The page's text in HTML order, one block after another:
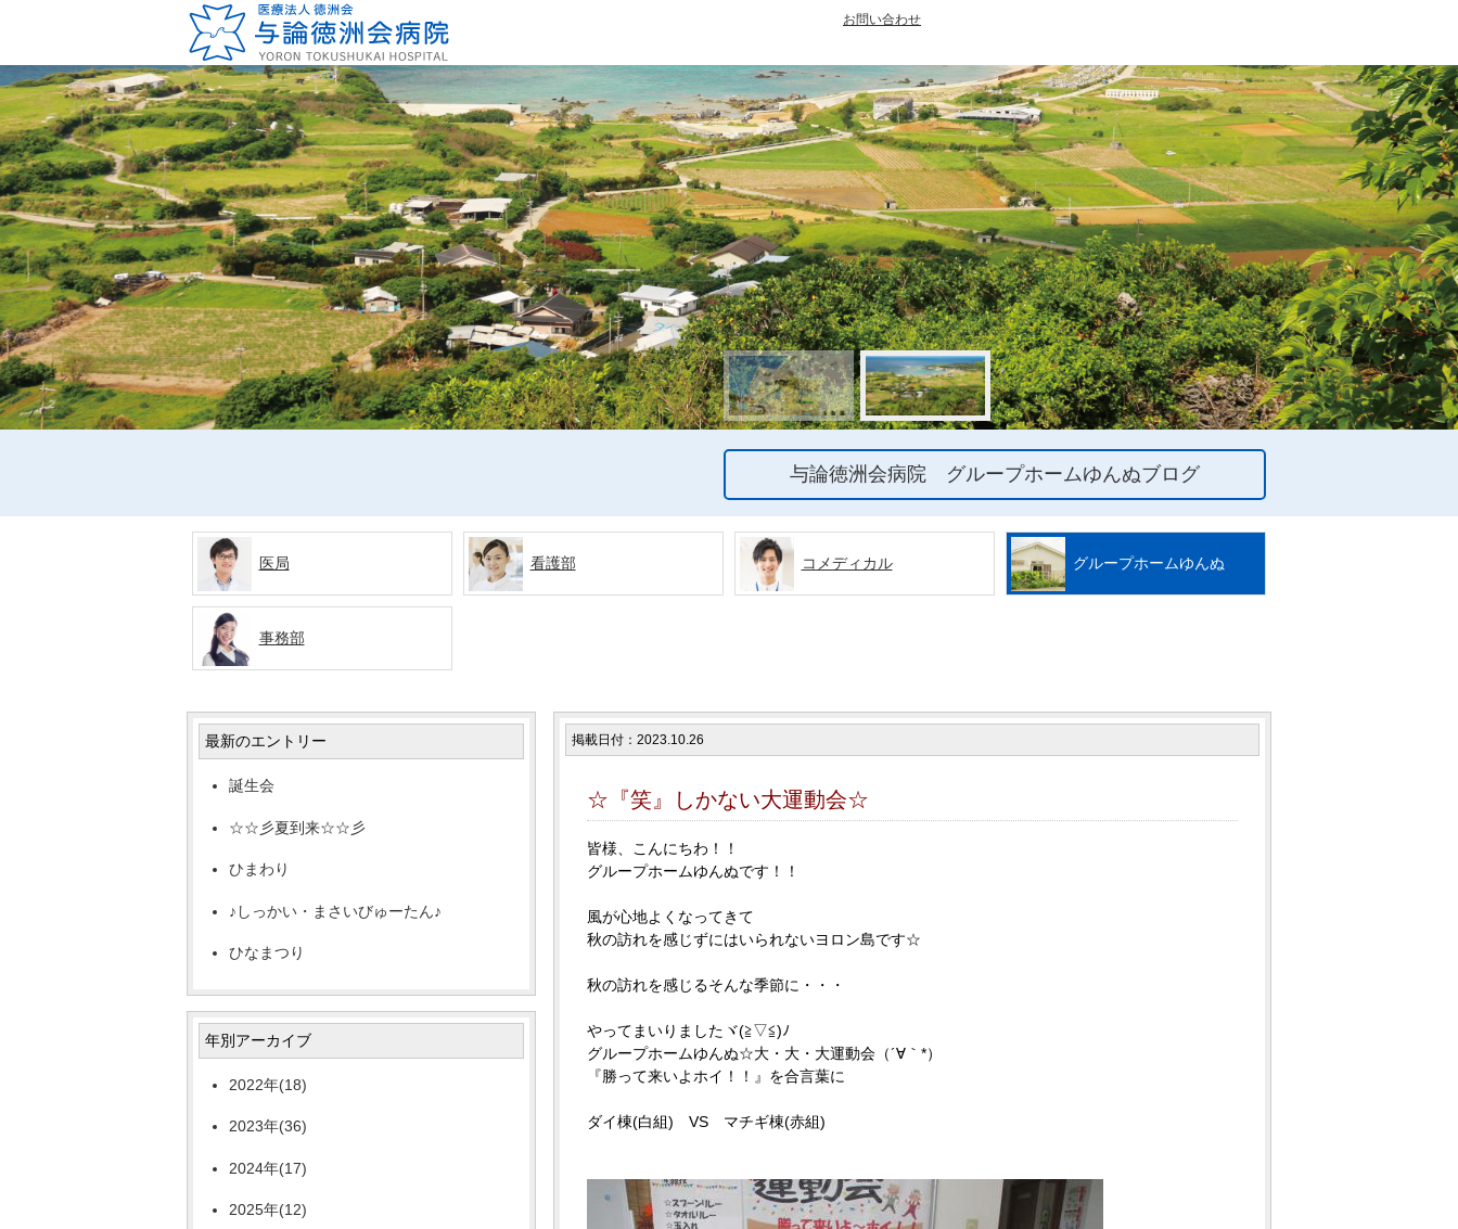
お問い合わせ
与論徳洲会病院 グループホームゆんぬブログ
医局 看護部 コメディカル グループホームゆんぬ
事務部
掲載日付：2023.10.26
☆『笑』しかない大運動会☆
皆様、こんにちわ！！
グループホームゆんぬです！！
風が心地よくなってきて
秋の訪れを感じずにはいられないヨロン島です☆
秋の訪れを感じるそんな季節に・・・
やってまいりましたヾ(≧▽≦)ﾉ
グループホームゆんぬ☆大・大・大運動会（´∀｀*）
『勝って来いよホイ！！』を合言葉に
ダイ棟(白組) VS マチギ棟(赤組)
最新のエントリー
誕生会
☆☆彡夏到来☆☆彡
ひまわり
♪しっかい・まさいびゅーたん♪
ひなまつり
年別アーカイブ
2022年(18)
2023年(36)
2024年(17)
2025年(12)